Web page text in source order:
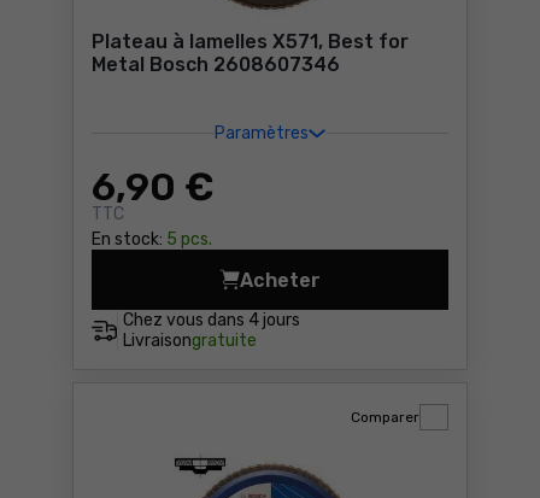
Plateau à lamelles X571, Best for
Metal Bosch 2608607346
Paramètres
6,90 €
TTC
En stock: 5 pcs.
Chez vous dans 4 jours
Livraisongratuite
Acheter
Plateau à lamelles X571,
Comparer